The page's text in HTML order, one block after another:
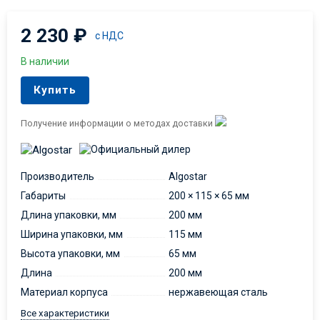
2 230₽ с НДС
В наличии
Купить
Получение информации о методах доставки
Производитель
Algostar
Габариты
200 × 115 × 65 мм
Длина упаковки, мм
200 мм
Ширина упаковки, мм
115 мм
Высота упаковки, мм
65 мм
Длина
200 мм
Материал корпуса
нержавеющая сталь
Все характеристики